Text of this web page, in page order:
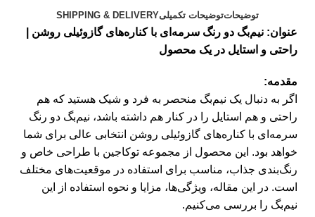
توضیحاتتوضیحات تکمیلیSHIPPING & DELIVERY
عنوان: نیم‌بگ دو رنگ سرمه‌ای با کناره‌های گازوئیلی روشن |
راحتی و استایل در یک محصول
مقدمه:
اگر به دنبال یک نیم‌بگ منحصر به فرد و شیک هستید که هم
راحتی و هم استایل را در کنار هم داشته باشد، نیم‌بگ دو رنگ
سرمه‌ای با کناره‌های گازوئیلی روشن انتخابی عالی برای شما
خواهد بود. این محصول از مجموعه توکاجین با طراحی خاص و
رنگ‌بندی جذاب، مناسب برای استفاده در موقعیت‌های مختلف
است. در این مقاله، ویژگی‌ها، مزایا و نحوه استفاده از این
نیم‌بگ را بررسی می‌کنیم.